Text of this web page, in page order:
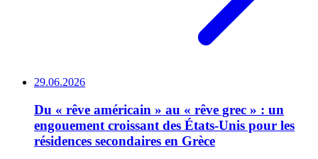
29.06.2026
Du « rêve américain » au « rêve grec » : un
engouement croissant des États-Unis pour les
résidences secondaires en Grèce